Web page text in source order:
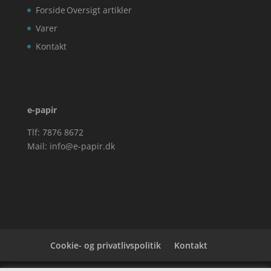
Forside
Varer
Kontakt
Oversigt artikler
e-papir
Tlf: 7876 8672
Mail: info@e-papir.dk
Cookie- og privatlivspolitik Kontakt